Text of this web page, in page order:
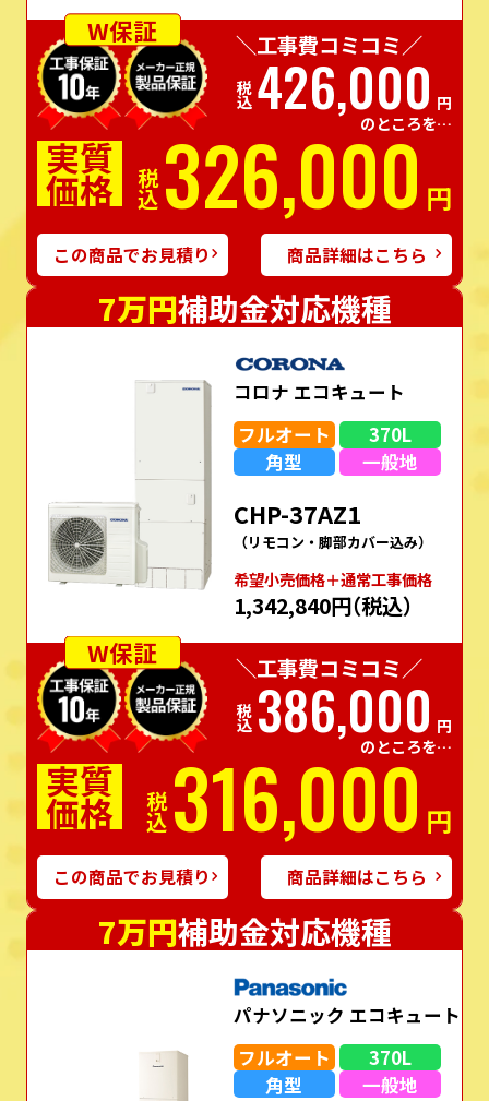
W保証
＼工事費コミコミ／
税込426,000 円
のところを…
実質
価格 税込326,000 円
この商品でお見積り 商品詳細はこちら
7万円補助金対応機種
コロナ エコキュート
フルオート
370L
角型
一般地
CHP-37AZ1
（リモコン・脚部カバー込み）
希望⼩売価格＋通常⼯事価格
1,342,840円（税込）
W保証
＼工事費コミコミ／
税込 386,000 円
のところを…
実質
価格 税込316,000 円
この商品でお見積り 商品詳細はこちら
7万円補助金対応機種
パナソニック エコキュート
フルオート
370L
角型
一般地